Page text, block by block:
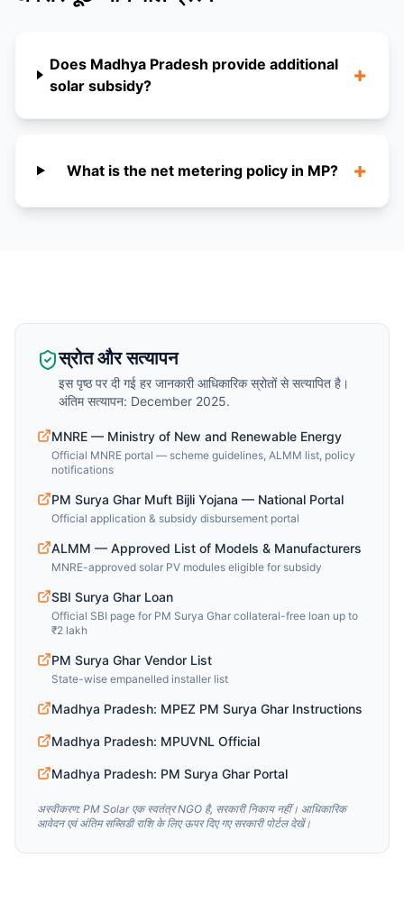
Does Madhya Pradesh provide additional
solar subsidy?
+
What is the net metering policy in MP? +
स्रोत और सत्यापन
इस पृष्ठ पर दी गई हर जानकारी आधिकारिक स्रोतों से सत्यापित है।
अंतिम सत्यापन: December 2025.
MNRE — Ministry of New and Renewable Energy
Official MNRE portal — scheme guidelines, ALMM list, policy
notifications
PM Surya Ghar Muft Bijli Yojana — National Portal
Official application & subsidy disbursement portal
ALMM — Approved List of Models & Manufacturers
MNRE-approved solar PV modules eligible for subsidy
SBI Surya Ghar Loan
Official SBI page for PM Surya Ghar collateral-free loan up to
₹2 lakh
PM Surya Ghar Vendor List
State-wise empanelled installer list
Madhya Pradesh: MPEZ PM Surya Ghar Instructions
Madhya Pradesh: MPUVNL Official
Madhya Pradesh: PM Surya Ghar Portal
अस्वीकरण: PM Solar एक स्वतंत्र NGO है, सरकारी निकाय नहीं। आधिकारिक
आवेदन एवं अंतिम सब्सिडी राशि के लिए ऊपर दिए गए सरकारी पोर्टल देखें।